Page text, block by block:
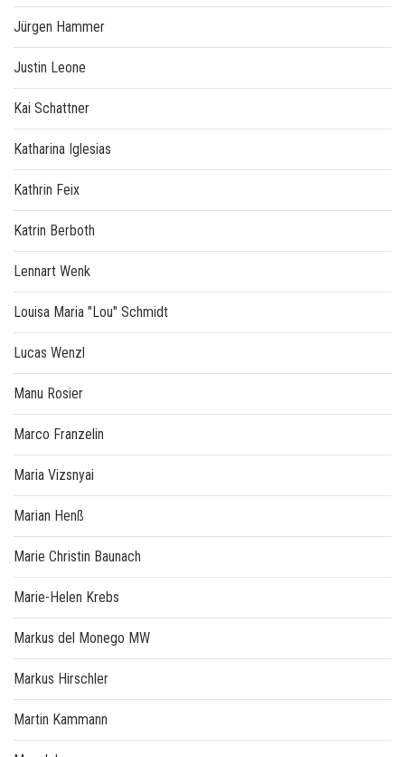
Jürgen Hammer
Justin Leone
Kai Schattner
Katharina Iglesias
Kathrin Feix
Katrin Berboth
Lennart Wenk
Louisa Maria "Lou" Schmidt
Lucas Wenzl
Manu Rosier
Marco Franzelin
Maria Vizsnyai
Marian Henß
Marie Christin Baunach
Marie-Helen Krebs
Markus del Monego MW
Markus Hirschler
Martin Kammann